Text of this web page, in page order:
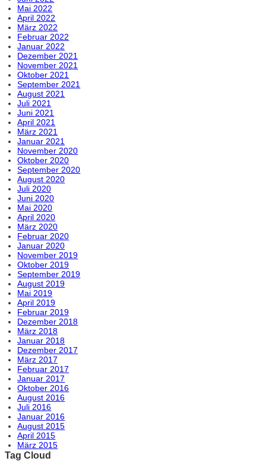
Mai 2022
April 2022
März 2022
Februar 2022
Januar 2022
Dezember 2021
November 2021
Oktober 2021
September 2021
August 2021
Juli 2021
Juni 2021
April 2021
März 2021
Januar 2021
November 2020
Oktober 2020
September 2020
August 2020
Juli 2020
Juni 2020
Mai 2020
April 2020
März 2020
Februar 2020
Januar 2020
November 2019
Oktober 2019
September 2019
August 2019
Mai 2019
April 2019
Februar 2019
Dezember 2018
März 2018
Januar 2018
Dezember 2017
März 2017
Februar 2017
Januar 2017
Oktober 2016
August 2016
Juli 2016
Januar 2016
August 2015
April 2015
März 2015
Tag Cloud